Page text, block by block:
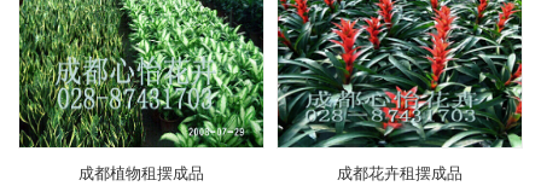
成都植物租摆成品 成都花卉租摆成品